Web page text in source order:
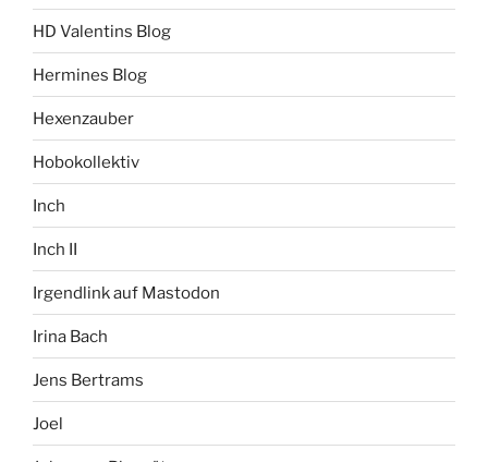
HD Valentins Blog
Hermines Blog
Hexenzauber
Hobokollektiv
Inch
Inch II
Irgendlink auf Mastodon
Irina Bach
Jens Bertrams
Joel